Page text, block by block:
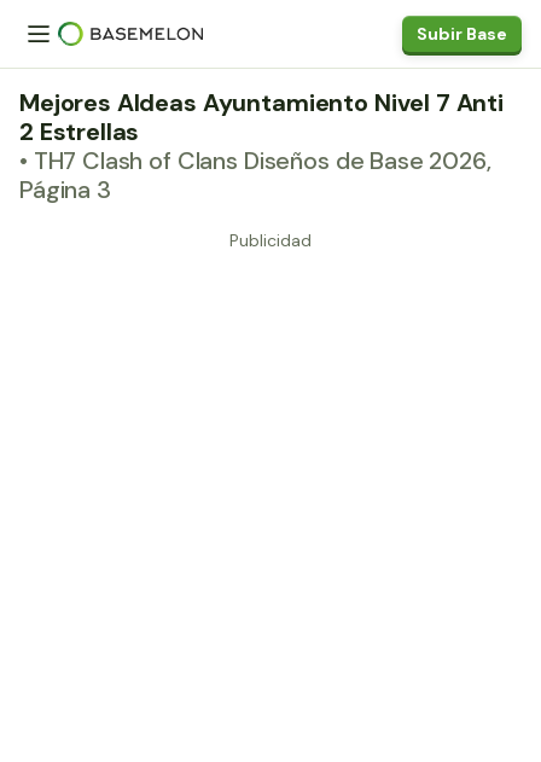
Subir Base
Mejores Aldeas Ayuntamiento Nivel 7 Anti
2 Estrellas
• TH7 Clash of Clans Diseños de Base 2026,
Página 3
Publicidad